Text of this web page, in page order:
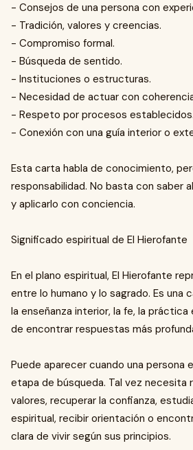
- Consejos de una persona con
- Tradición, valores y creencias.
- Compromiso formal.
- Búsqueda de sentido.
- Instituciones o estructuras.
- Necesidad de actuar con
- Respeto por procesos establecidos.
- Conexión con una guía interior o
Esta carta habla de conocimiento,
responsabilidad. No basta con saber
y aplicarlo con conciencia.
Significado espiritual de El Hierofante
En el plano espiritual, El Hierofante
entre lo humano y lo sagrado. Es una
la enseñanza interior, la fe, la
de encontrar respuestas más
Puede aparecer cuando una persona
etapa de búsqueda. Tal vez necesita
valores, recuperar la confianza,
espiritual, recibir orientación o
clara de vivir según sus principios.